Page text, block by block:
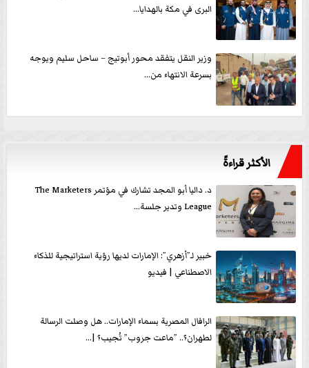
البرى في مكة بالهدايا...
وزير النقل يتفقد محور أبوتيج – ساحل سليم ويوجه
بسرعة الانتهاء من...
الأكثر قراءةً
د. داليا أبو المجد تشارك في مؤتمر The Marketers
League وتدير جلسة...
خبير لـ”أزهري”: الإمارات لديها رؤية استراتيجية للذكاء
الاصطناعي | فيديو
الرافال المصرية بسماء الإمارات.. هل وصلت الرسالة
لطهران؟.. ”ماعت جروب” تُجيب؟ |...